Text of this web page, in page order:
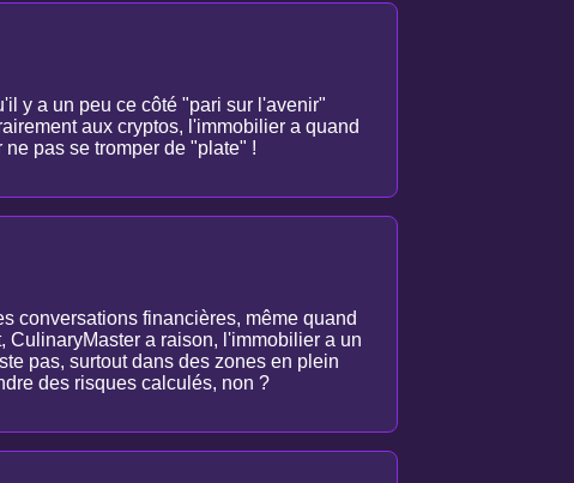
y a un peu ce côté "pari sur l'avenir"
aux cryptos, l'immobilier a quand
pas se tromper de "plate" !
conversations financières, même quand
CulinaryMaster a raison, l'immobilier a un
pas, surtout dans des zones en plein
des risques calculés, non ?